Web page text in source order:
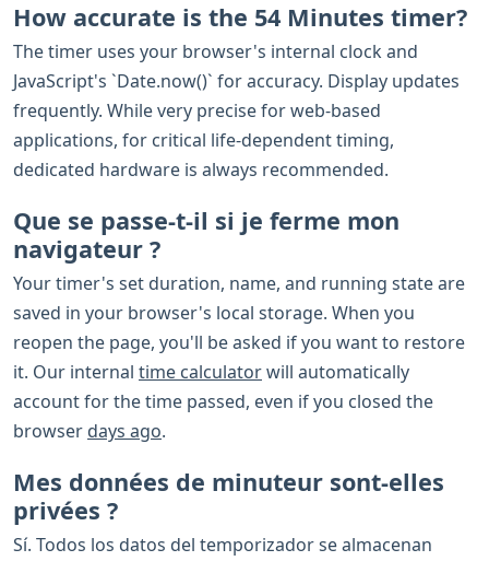
How accurate is the 54 Minutes timer?
The timer uses your browser's internal clock and
JavaScript's `Date.now()` for accuracy. Display updates
frequently. While very precise for web-based
applications, for critical life-dependent timing,
dedicated hardware is always recommended.
Que se passe-t-il si je ferme mon
navigateur ?
Your timer's set duration, name, and running state are
saved in your browser's local storage. When you
reopen the page, you'll be asked if you want to restore
it. Our internal time calculatorwill automatically
account for the time passed, even if you closed the
browser days ago.
Mes données de minuteur sont-elles
privées ?
Sí. Todos los datos del temporizador se almacenan